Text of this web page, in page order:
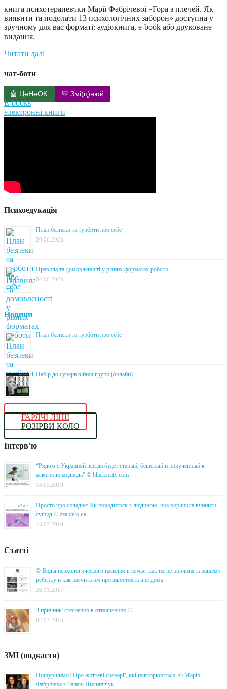
книга психотерапевтки Марії Фабрічевої «Гора з плечей. Як
виявити та подолати 13 психологічних заборон» доступна у
зручному для вас форматі: аудіокнига, e-book або друковане
видання.
Читати далі
чат-боти
🤖 ЦеНеОК 💬 Змі(ц)нюй
E-books
електронні книги
Психоедукація
План безпеки та турботи про себе
20.06.2026
Правила та домовленості у різних форматах роботи
04.06.2026
Новини
План безпеки та турботи про себе
Набір до супервізійної групи (онлайн)
ГАРЯЧІ ЛІНІЇ
РОЗІРВИ КОЛО
Інтерв’ю
“Рядом с Украиной всегда будет старый, бешеный и приученный к
алкоголю медведь” © blackseatv.com
14.05.2019
Просто про складне: Як поводитися з людиною, яка вирішила вчинити
суїцид © zza.delo.ua
13.03.2019
Статті
© Виды психологического насилия в семье: как их не причинять вашему
ребенку и как научить им противостоять вне дома
26.11.2017
3 причины стеснения в отношениях ©
02.03.2015
ЗМІ (подкасти)
Пошуршимо? Про життєві сценарії, які повторюються. © Марія
Фабрічева з Танею Пилипччук